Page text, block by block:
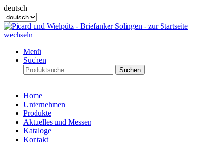
deutsch
Menü
Suchen
Suchen
Home
Unternehmen
Produkte
Aktuelles und Messen
Kataloge
Kontakt